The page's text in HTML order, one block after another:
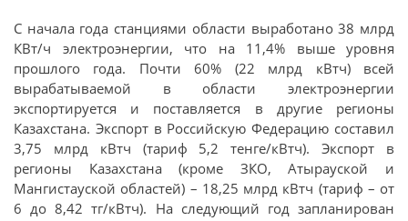
С начала года станциями области выработано 38 млрд
КВт/ч электроэнергии, что на 11,4% выше уровня
прошлого года. Почти 60% (22 млрд кВтч) всей
вырабатываемой в области электроэнергии
экспортируется и поставляется в другие регионы
Казахстана. Экспорт в Российскую Федерацию составил
3,75 млрд кВтч (тариф 5,2 тенге/кВтч). Экспорт в
регионы Казахстана (кроме ЗКО, Атырауской и
Мангистауской областей) – 18,25 млрд кВтч (тариф – от
6 до 8,42 тг/кВтч). На следующий год запланирован